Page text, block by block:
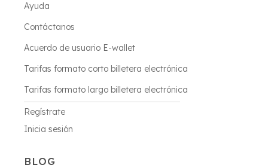
Ayuda
Contáctanos
Acuerdo de usuario E-wallet
Tarifas formato corto billetera electrónica
Tarifas formato largo billetera electrónica
Regístrate
Inicia sesión
BLOG